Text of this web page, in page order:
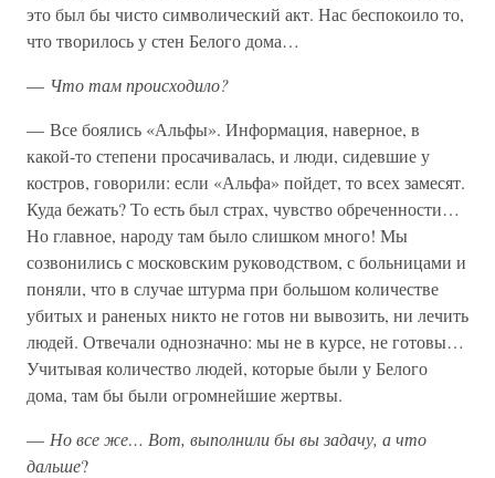
это был бы чисто символический акт. Нас беспокоило то,
что творилось у стен Белого дома…
— Что там происходило?
— Все боялись «Альфы». Информация, наверное, в
какой-то степени просачивалась, и люди, сидевшие у
костров, говорили: если «Альфа» пойдет, то всех замесят.
Куда бежать? То есть был страх, чувство обреченности…
Но главное, народу там было слишком много! Мы
созвонились с московским руководством, с больницами и
поняли, что в случае штурма при большом количестве
убитых и раненых никто не готов ни вывозить, ни лечить
людей. Отвечали однозначно: мы не в курсе, не готовы…
Учитывая количество людей, которые были у Белого
дома, там бы были огромнейшие жертвы.
— Но все же… Вот, выполнили бы вы задачу, а что
дальше?